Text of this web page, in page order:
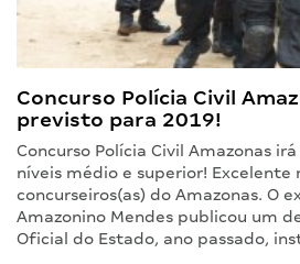
Concurso Polícia Civil
previsto para 2019!
Concurso Polícia Civil Amazonas
níveis médio e superior! Excelente
concurseiros(as) do Amazonas. O
Amazonino Mendes publicou um
Oficial do Estado, ano passado,